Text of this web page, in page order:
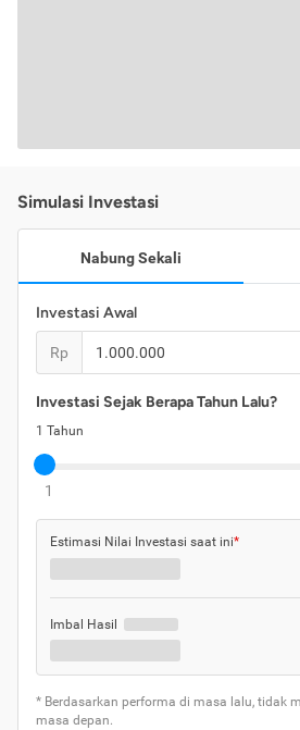
Simulasi Investasi
Nabung Sekali
Investasi Awal
Rp
Investasi Sejak Berapa Tahun Lalu?
1 Tahun
1
Estimasi Nilai Investasi saat ini*
Imbal Hasil
* Berdasarkan performa di masa lalu, tidak
masa depan.